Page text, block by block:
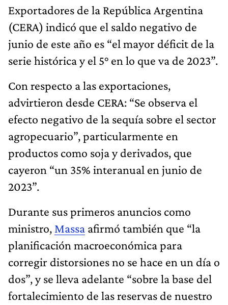
Exportadores de la República Argentina
(CERA) indicó que el saldo negativo de
junio de este año es “el mayor déficit de la
serie histórica y el 5° en lo que va de 2023”.
Con respecto a las exportaciones,
advirtieron desde CERA: “Se observa el
efecto negativo de la sequía sobre el sector
agropecuario”, particularmente en
productos como soja y derivados, que
cayeron “un 35% interanual en junio de
2023”.
Durante sus primeros anuncios como
ministro, Massa afirmó también que “la
planificación macroeconómica para
corregir distorsiones no se hace en un día o
dos”, y se lleva adelante “sobre la base del
fortalecimiento de las reservas de nuestro